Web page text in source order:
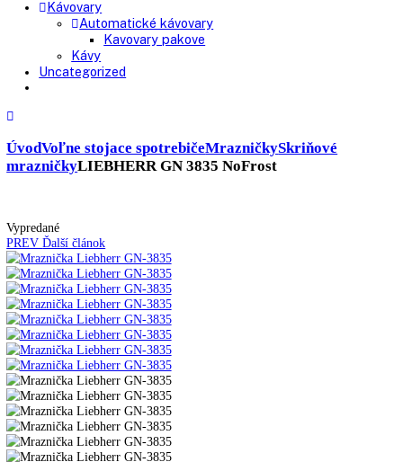
Kombinované laboratórne chladničky
Chladničky
Laboratórne
Skladovanie liekov
Mrazničky
Skladovanie výbušných látok
Kávovary
Uncategorized
ÚvodVoľne stojace spotrebiče
mrazničkyLIEBHERR GN 3835 NoFrost
Vypredané
PREVĎalší článok